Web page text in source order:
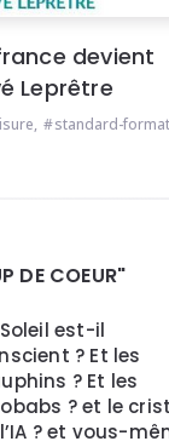
devient
Leprêtre
, standard-format
DE COEUR"
est-il
? Et les
? Et les
? et le
? et vous-